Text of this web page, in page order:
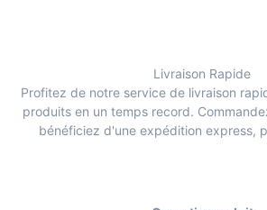
Livraison Rapide
Profitez de notre service de livraison
produits en un temps record.
bénéficiez d'une expédition express,